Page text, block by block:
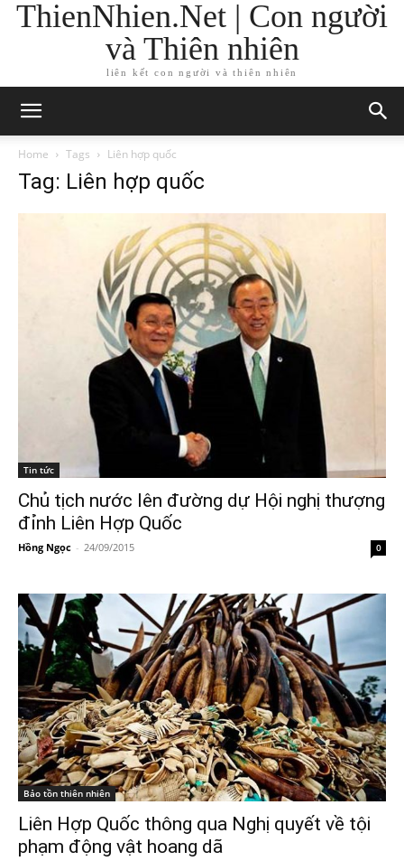
ThienNhien.Net | Con người
và Thiên nhiên
liên kết con người và thiên nhiên
Home Tags Liên hợp quốc
Tag: Liên hợp quốc
Tin tức
Chủ tịch nước lên đường dự Hội nghị thượng
đỉnh Liên Hợp Quốc
Hồng Ngọc - 24/09/2015 0
Bảo tồn thiên nhiên
Liên Hợp Quốc thông qua Nghị quyết về tội
phạm động vật hoang dã